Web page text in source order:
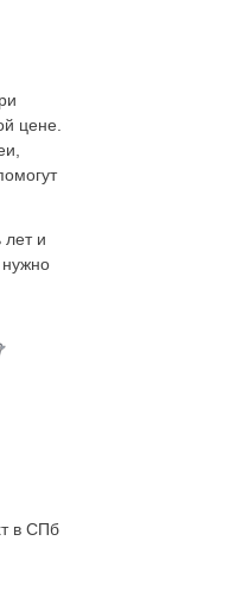
цене.
лет и
нужно
в СПб